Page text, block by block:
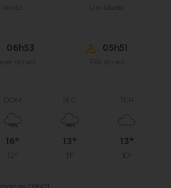
Vento Umidade
06h53
do sol
05h51
Pôr do sol
DOM
16°
12°
SEG
13°
11°
TER
13°
10°